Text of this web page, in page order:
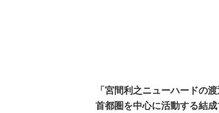
「宮間利之ニューハードの
首都圏を中心に活動する結